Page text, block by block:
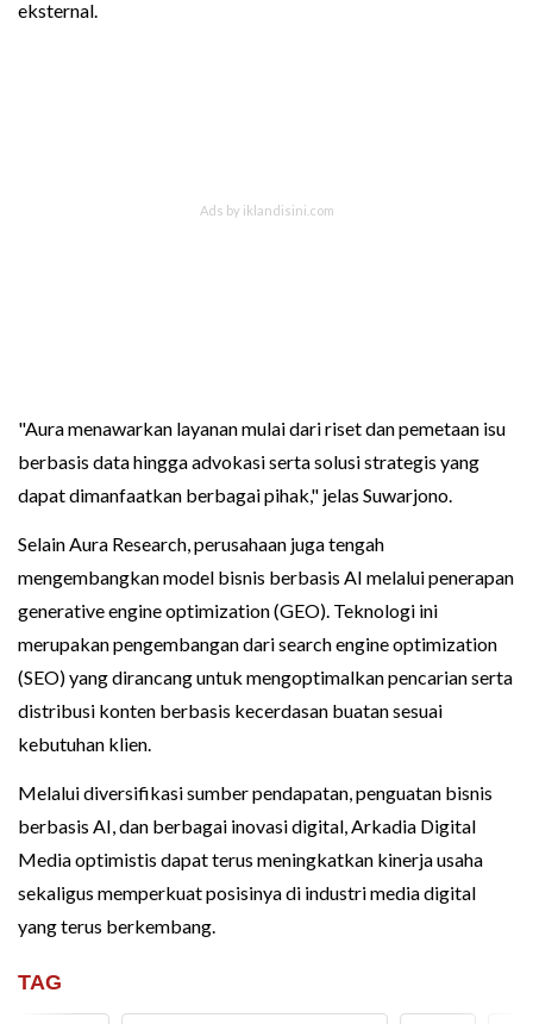
eksternal.
"Aura menawarkan layanan mulai dari riset dan pemetaan isu
berbasis data hingga advokasi serta solusi strategis yang
dapat dimanfaatkan berbagai pihak," jelas Suwarjono.
Selain Aura Research, perusahaan juga tengah
mengembangkan model bisnis berbasis AI melalui penerapan
generative engine optimization (GEO). Teknologi ini
merupakan pengembangan dari search engine optimization
(SEO) yang dirancang untuk mengoptimalkan pencarian serta
distribusi konten berbasis kecerdasan buatan sesuai
kebutuhan klien.
Melalui diversifikasi sumber pendapatan, penguatan bisnis
berbasis AI, dan berbagai inovasi digital, Arkadia Digital
Media optimistis dapat terus meningkatkan kinerja usaha
sekaligus memperkuat posisinya di industri media digital
yang terus berkembang.
TAG